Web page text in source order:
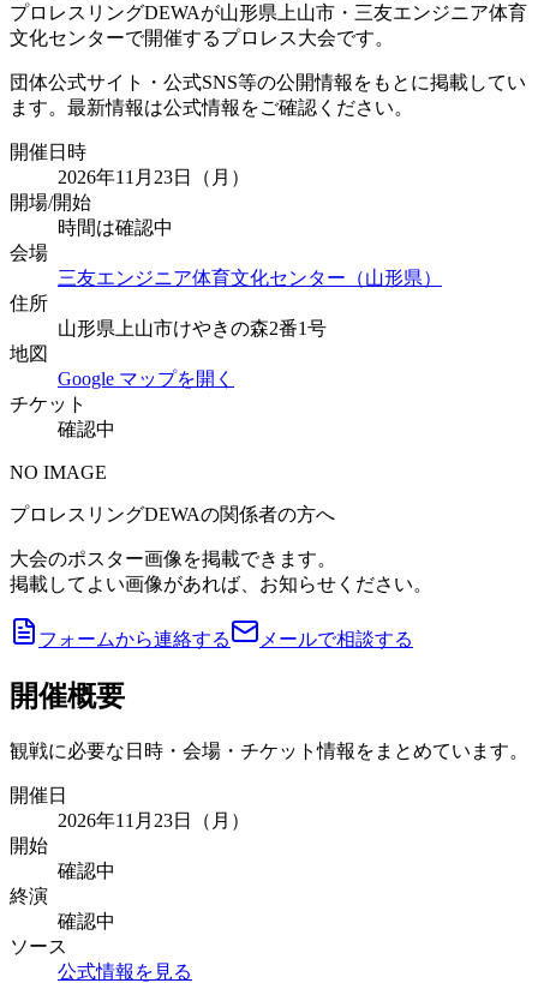
プロレスリングDEWAが山形県上山市・三友エンジニア体育
文化センターで開催するプロレス大会です。
団体公式サイト・公式SNS等の公開情報をもとに掲載してい
ます。最新情報は公式情報をご確認ください。
開催日時
2026年11月23日（月）
開場/開始
時間は確認中
会場
三友エンジニア体育文化センター（山形県）
住所
山形県上山市けやきの森2番1号
地図
Google マップを開く
チケット
確認中
NO IMAGE
プロレスリングDEWAの関係者の方へ
大会のポスター画像を掲載できます。
掲載してよい画像があれば、お知らせください。
フォームから連絡する メールで相談する
開催概要
観戦に必要な日時・会場・チケット情報をまとめています。
開催日
2026年11月23日（月）
開始
確認中
終演
確認中
ソース
公式情報を見る